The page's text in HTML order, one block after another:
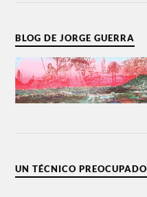
BLOG DE JORGE GUERRA
UN TÉCNICO PREOCUPADO